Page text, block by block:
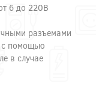
6 до 220В
разъемами
с помощью
в случае